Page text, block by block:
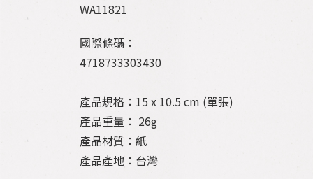
WA11821
國際條碼：
4718733303430
產品規格：15 x 10.5 cm (單張)
產品重量： 26g
產品材質：紙
產品產地：台灣